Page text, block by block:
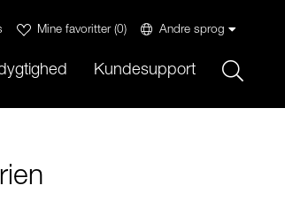
Mine favoritter(0) Andre sprog
Kundesupport